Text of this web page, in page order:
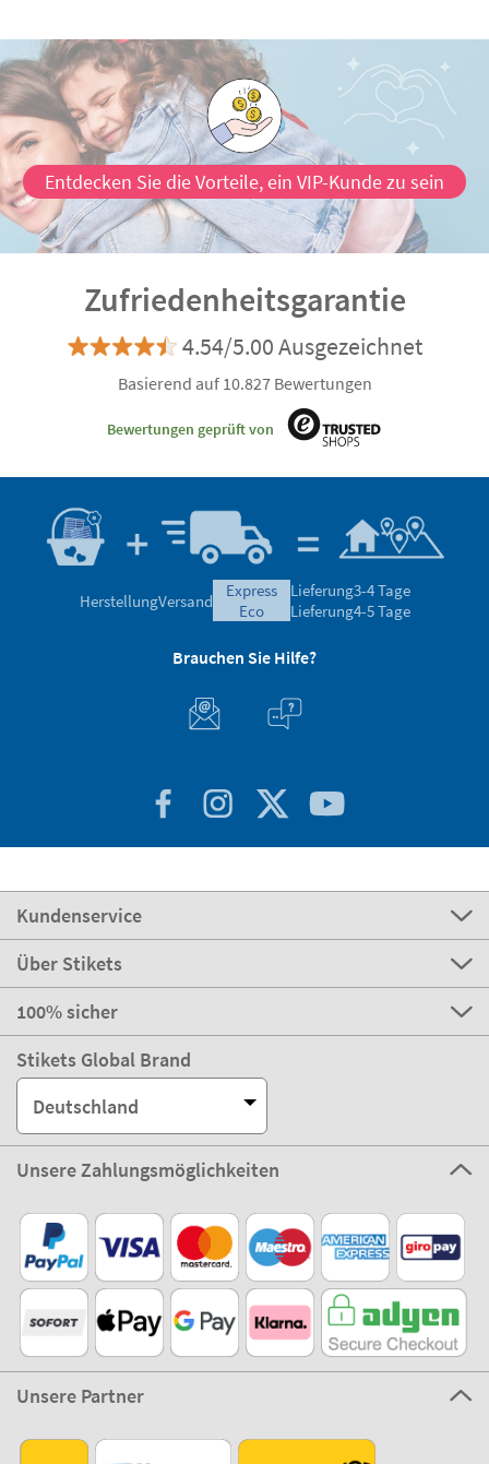
Entdecken Sie die Vorteile, ein VIP-Kunde zu sein
Zufriedenheitsgarantie
4.54/5.00 Ausgezeichnet
Basierend auf 10.827 Bewertungen
Bewertungen geprüft von
HerstellungVersand
express
eco
Lieferung3-4 Tage
Lieferung4-5 Tage
Brauchen Sie Hilfe?
Kundenservice
Über Stikets
100% sicher
Stikets Global Brand
Deutschland
Unsere Zahlungsmöglichkeiten
Unsere Partner